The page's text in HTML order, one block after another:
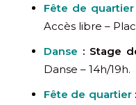
Fête de quartier
Accès libre –
Danse : Stage
Danse – 14h/19h.
Fête de quartier